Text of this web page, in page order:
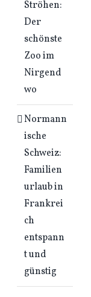
Ströhen:
Der
schönste
Zoo im
Nirgend
wo
Normann
ische
Schweiz:
Familien
urlaub in
Frankrei
ch
entspann
t und
günstig